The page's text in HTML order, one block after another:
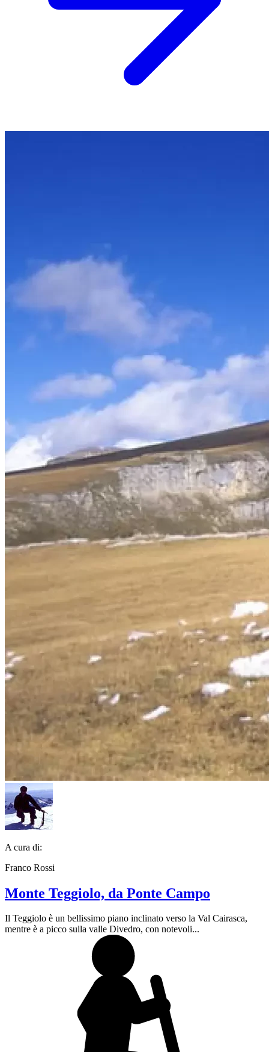
A cura di:
Franco Rossi
Monte Teggiolo, da Ponte Campo
Il Teggiolo è un bellissimo piano inclinato verso la Val Cairasca,
mentre è a picco sulla valle Divedro, con notevoli...